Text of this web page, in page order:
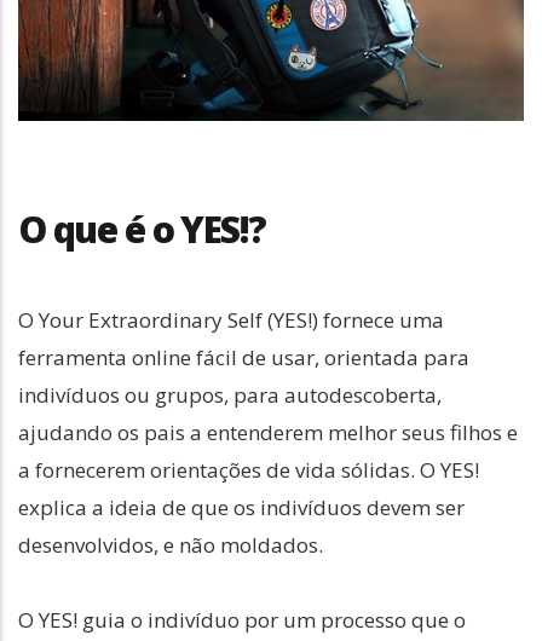
O que é o YES!?
O Your Extraordinary Self (YES!) fornece uma
ferramenta online fácil de usar, orientada para
indivíduos ou grupos, para autodescoberta,
ajudando os pais a entenderem melhor seus filhos e
a fornecerem orientações de vida sólidas. O YES!
explica a ideia de que os indivíduos devem ser
desenvolvidos, e não moldados.
O YES! guia o indivíduo por um processo que o